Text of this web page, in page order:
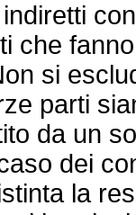
che
si
parti
da un
dei
la